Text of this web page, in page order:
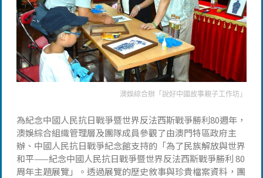
澳娛綜合辦「說好中國故事親子工作坊」
為紀念中國人民抗日戰爭暨世界反法西斯戰爭勝利80週年，
澳娛綜合組織管理層及團隊成員參觀了由澳門特區政府主
辦、中國人民抗日戰爭紀念館支持的「為了民族解放與世界
和平——紀念中國人民抗日戰爭暨世界反法西斯戰爭勝利 80
周年主題展覽」。透過展覽的歷史敘事與珍貴檔案資料，團